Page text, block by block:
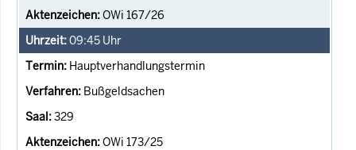
OWi 167/26
09:45 Uhr
Hauptverhandlungstermin
Bußgeldsachen
329
OWi 173/25